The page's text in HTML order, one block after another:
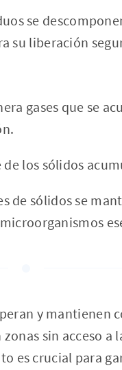
se
su liberación
gases que se
los sólidos
de sólidos se
y mantienen
sin acceso a
es crucial para